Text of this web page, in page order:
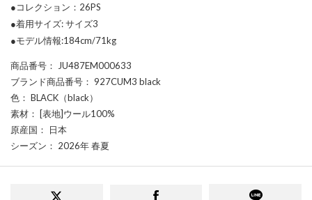
●コレクション：26PS
●着用サイズ: サイズ3
●モデル情報:184cm/71kg
商品番号 ： JU487EM000633
ブランド商品番号 ： 927CUM3 black
色 ： BLACK（black）
素材 ： [表地]ウール100%
原産国 ： 日本
シーズン ： 2026年 春夏